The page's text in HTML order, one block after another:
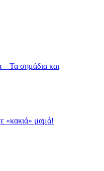
– Τα σημάδια και
«κακιά» μαμά!